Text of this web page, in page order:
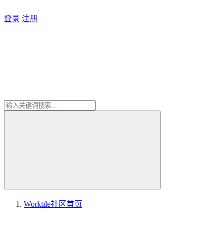
登录 注册
Worktile社区首页